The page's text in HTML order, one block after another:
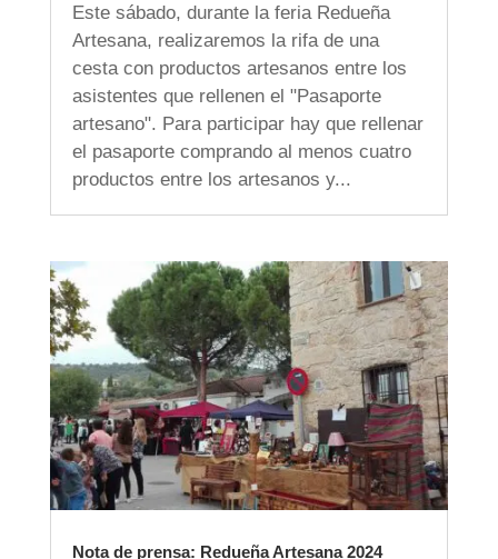
Este sábado, durante la feria Redueña
Artesana, realizaremos la rifa de una
cesta con productos artesanos entre los
asistentes que rellenen el "Pasaporte
artesano". Para participar hay que rellenar
el pasaporte comprando al menos cuatro
productos entre los artesanos y...
Nota de prensa: Redueña Artesana 2024